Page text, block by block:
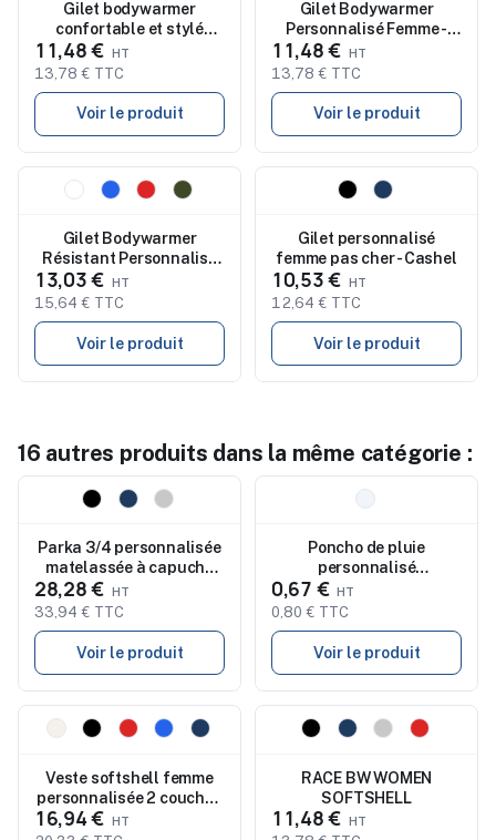
Gilet bodywarmer
confortable et stylé
personnalisé pour
hommes STREAM MEN
11,48 €
13,78 € TTC
Voir le produit
Gilet Bodywarmer
Personnalisé Femme -
SOL'S STREAM
11,48 €
13,78 € TTC
Voir le produit
Nouveau
Gilet Bodywarmer
Résistant Personnalisé
pas cher - Toret
13,03 €
15,64 € TTC
Voir le produit
Gilet personnalisé
femme pas cher - Cashel
10,53 €
12,64 € TTC
Voir le produit
16 autres produits dans la même catégorie :
Nouveau
Parka 3/4 personnalisée
matelassée à capuche
amovible DOME
28,28 €
33,94 € TTC
Voir le produit
Poncho de pluie
personnalisé
compostable
transparent VOSTOK
0,67 €
0,80 € TTC
Voir le produit
Nouveau
Veste softshell femme
personnalisée 2 couches
ANTARTIDA WOMAN
16,94 €
Nouveau
RACE BW WOMEN
SOFTSHELL
11,48 €